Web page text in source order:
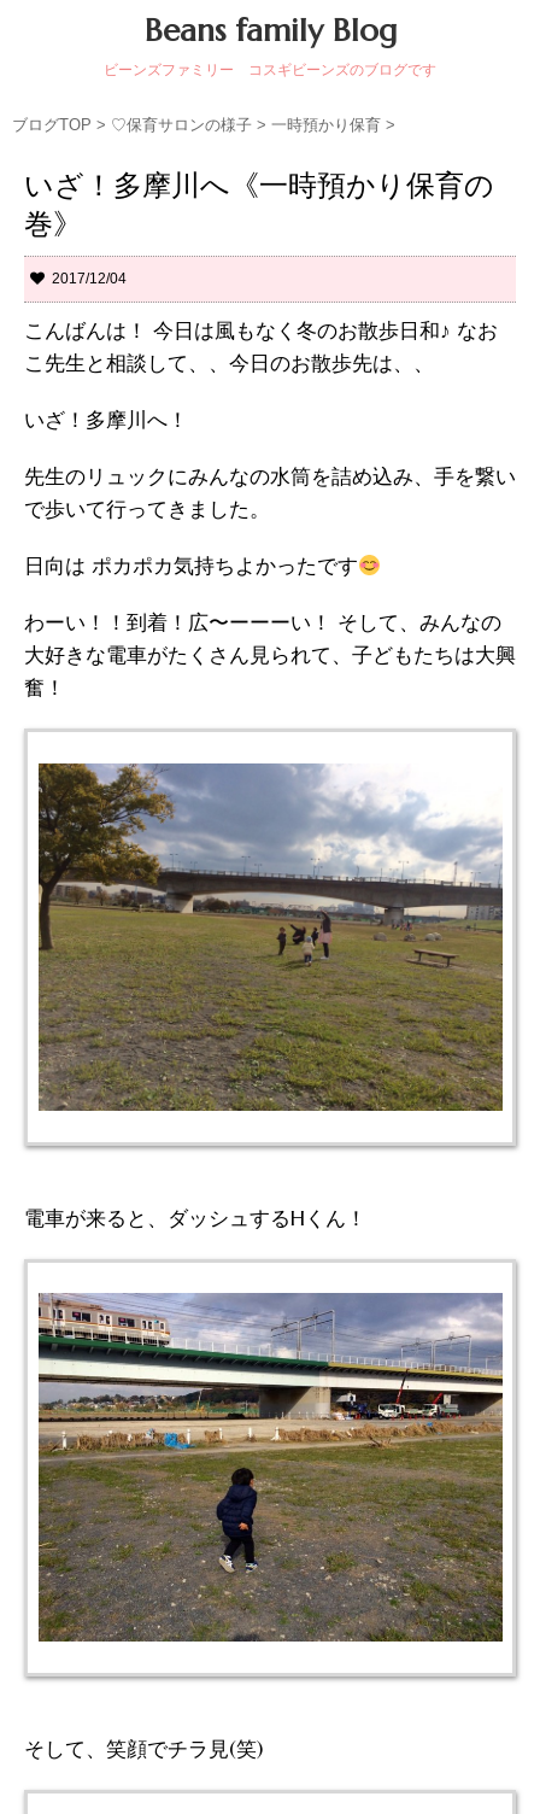
Beans family Blog
ビーンズファミリー コスギビーンズのブログです
ブログTOP > ♡保育サロンの様子 > 一時預かり保育 >
いざ！多摩川へ《一時預かり保育の
巻》
2017/12/04
こんばんは！ 今日は風もなく冬のお散歩日和♪ なお
こ先生と相談して、、今日のお散歩先は、、
いざ！多摩川へ！
先生のリュックにみんなの水筒を詰め込み、手を繋い
で歩いて行ってきました。
日向は ポカポカ気持ちよかったです
わーい！！到着！広〜ーーーい！ そして、みんなの
大好きな電車がたくさん見られて、子どもたちは大興
奮！
電車が来ると、ダッシュするHくん！
そして、笑顔でチラ見(笑)